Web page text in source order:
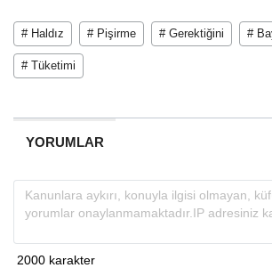
# Haldız # Pişirme # Gerektiğini #
# Tüketimi
YORUMLAR